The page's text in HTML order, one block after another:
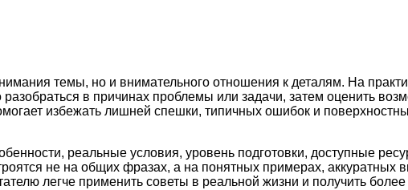
темы, но и внимательного отношения к деталям. На
в причинах проблемы или задачи, затем оценить
избежать лишней спешки, типичных ошибок и
реальные условия, уровень подготовки, доступные
не на общих фразах, а на понятных примерах, аккуратных
легче применить советы в реальной жизни и получить более